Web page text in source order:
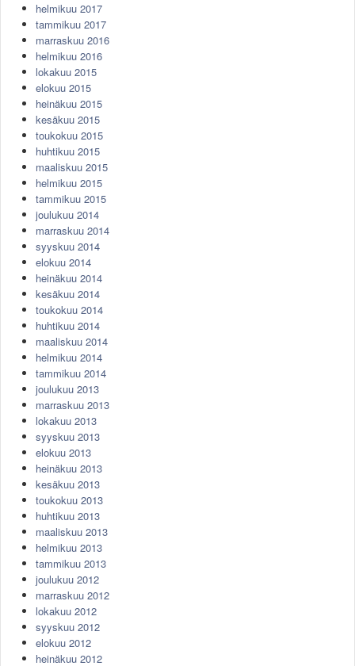
helmikuu 2017
tammikuu 2017
marraskuu 2016
helmikuu 2016
lokakuu 2015
elokuu 2015
heinäkuu 2015
kesäkuu 2015
toukokuu 2015
huhtikuu 2015
maaliskuu 2015
helmikuu 2015
tammikuu 2015
joulukuu 2014
marraskuu 2014
syyskuu 2014
elokuu 2014
heinäkuu 2014
kesäkuu 2014
toukokuu 2014
huhtikuu 2014
maaliskuu 2014
helmikuu 2014
tammikuu 2014
joulukuu 2013
marraskuu 2013
lokakuu 2013
syyskuu 2013
elokuu 2013
heinäkuu 2013
kesäkuu 2013
toukokuu 2013
huhtikuu 2013
maaliskuu 2013
helmikuu 2013
tammikuu 2013
joulukuu 2012
marraskuu 2012
lokakuu 2012
syyskuu 2012
elokuu 2012
heinäkuu 2012